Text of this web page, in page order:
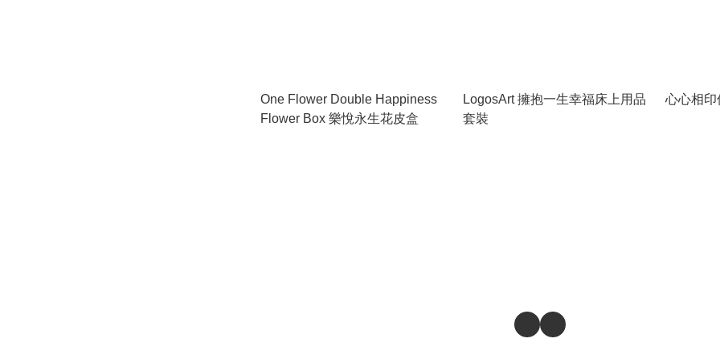
One Flower Double Happiness
Flower Box 樂悅永生花皮盒
LogosArt 擁抱一生幸福床上用品
套裝
心心相印